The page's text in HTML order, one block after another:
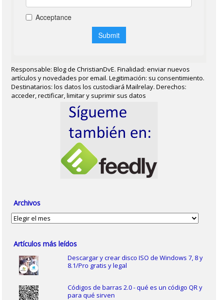
Responsable: Blog de ChristianDvE. Finalidad: enviar nuevos
artículos y novedades por email. Legitimación: su consentimiento.
Destinatarios: los datos los custodiará Mailrelay. Derechos:
acceder, rectificar, limitar y suprimir sus datos
Archivos
Archivos
Artículos más leídos
Descargar y crear disco ISO de Windows 7, 8 y
8.1/Pro gratis y legal
Códigos de barras 2.0 - qué es un código QR y
para qué sirven